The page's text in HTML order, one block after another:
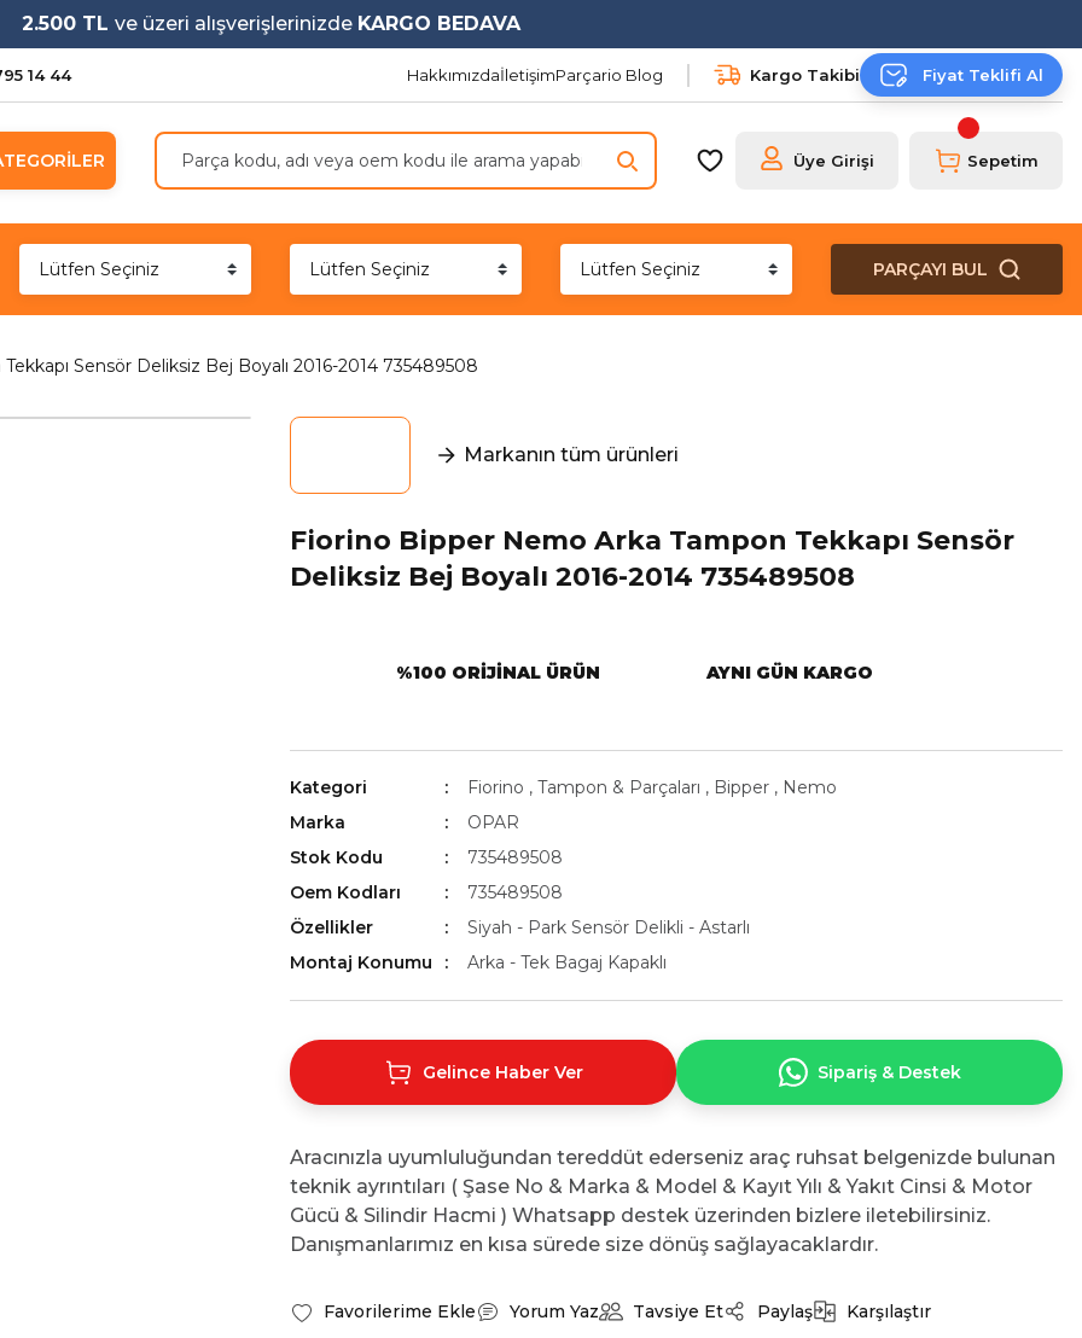
2.500 TL ve üzeri alışverişlerinizde KARGO BEDAVA
14 44 HakkımızdaİletişimParçario Blog Kargo Takibi Fiyat Teklifi Al
Üye Girişi Sepetim
PARÇAYI BUL
Sensör Deliksiz Bej Boyalı 2016-2014 735489508
Markanın tüm ürünleri
Fiorino Bipper Nemo Arka Tampon Tekkapı Sensör
Deliksiz Bej Boyalı 2016-2014 735489508
%100 ORIJINAL ÜRÜN AYNI GÜN KARGO
Kategori Fiorino , Tampon & Parçaları , Bipper , Nemo
Marka
OPAR
Stok Kodu
735489508
Oem Kodları
735489508
Özellikler
Siyah - Park Sensör Delikli - Astarlı
Montaj Konumu
Arka - Tek Bagaj Kapaklı
Gelince Haber Ver Sipariş & Destek
Aracınızla uyumluluğundan tereddüt ederseniz araç ruhsat belgenizde bulunan
teknik ayrıntıları ( Şase No & Marka & Model & Kayıt Yılı & Yakıt Cinsi & Motor
Gücü & Silindir Hacmi ) Whatsapp destek üzerinden bizlere iletebilirsiniz.
Danışmanlarımız en kısa sürede size dönüş sağlayacaklardır.
Yorum Yaz Tavsiye Et Paylaş Karşılaştır